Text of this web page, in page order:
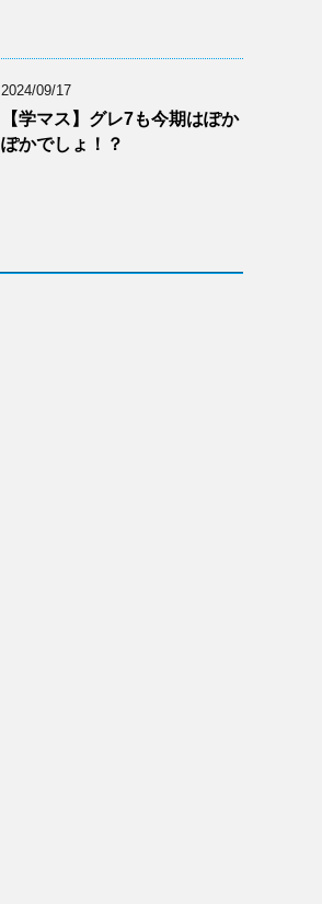
2024/09/17
【学マス】グレ7も今期はぽか
ぽかでしょ！？